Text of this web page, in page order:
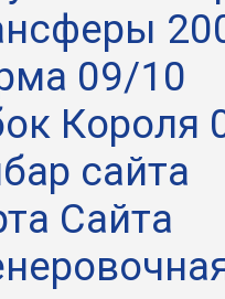
09/10
Короля
сайта
Сайта